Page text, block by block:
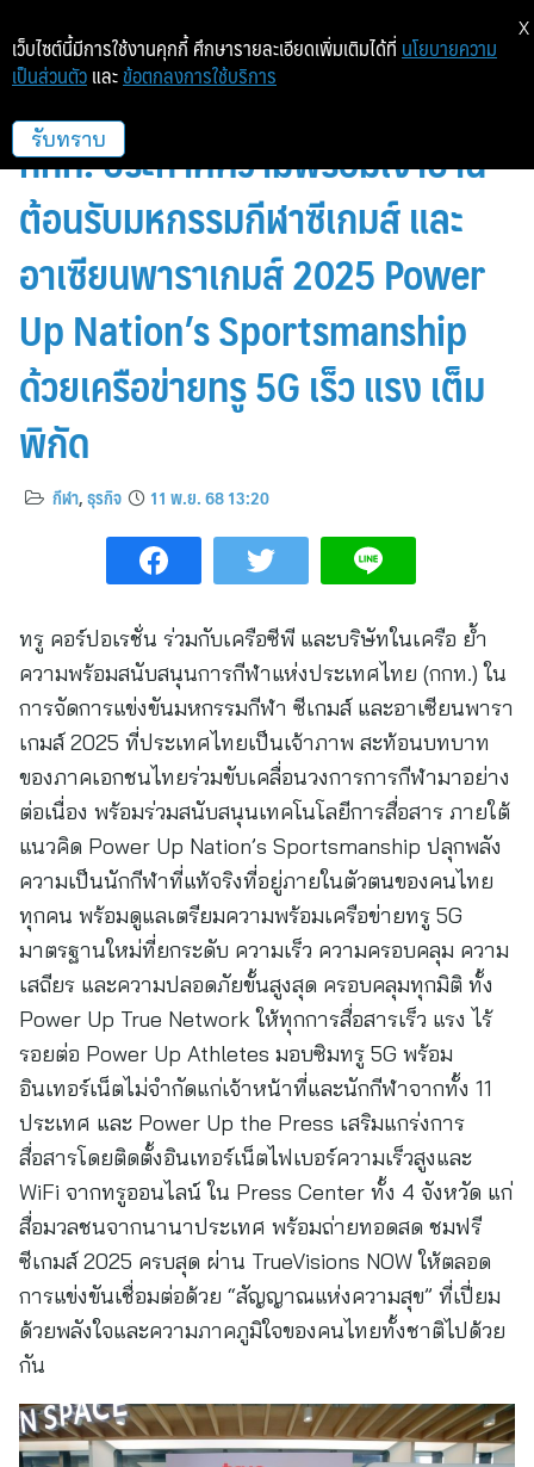
ทรู คอร์ปอเรชั่น ผนึกเครือซีพี และ
กกท. ประกาศความพร้อมเจ้าบ้าน
ต้อนรับมหกรรมกีฬาซีเกมส์ และ
อาเซียนพาราเกมส์ 2025 Power
Up Nation’s Sportsmanship
ด้วยเครือข่ายทรู 5G เร็ว แรง เต็ม
พิกัด
กีฬา,ธุรกิจ 11 พ.ย. 68 13:20
ทรู คอร์ปอเรชั่น ร่วมกับเครือซีพี และบริษัทในเครือ ย้ำ
ความพร้อมสนับสนุนการกีฬาแห่งประเทศไทย (กกท.) ใน
การจัดการแข่งขันมหกรรมกีฬา ซีเกมส์ และอาเซียนพารา
เกมส์ 2025 ที่ประเทศไทยเป็นเจ้าภาพ สะท้อนบทบาท
ของภาคเอกชนไทยร่วมขับเคลื่อนวงการการกีฬามาอย่าง
ต่อเนื่อง พร้อมร่วมสนับสนุนเทคโนโลยีการสื่อสาร ภายใต้
แนวคิด Power Up Nation’s Sportsmanship ปลุกพลัง
ความเป็นนักกีฬาที่แท้จริงที่อยู่ภายในตัวตนของคนไทย
ทุกคน พร้อมดูแลเตรียมความพร้อมเครือข่ายทรู 5G
มาตรฐานใหม่ที่ยกระดับ ความเร็ว ความครอบคลุม ความ
เสถียร และความปลอดภัยขั้นสูงสุด ครอบคลุมทุกมิติ ทั้ง
Power Up True Network ให้ทุกการสื่อสารเร็ว แรง ไร้
รอยต่อ Power Up Athletes มอบซิมทรู 5G พร้อม
อินเทอร์เน็ตไม่จำกัดแก่เจ้าหน้าที่และนักกีฬาจากทั้ง 11
ประเทศ และ Power Up the Press เสริมแกร่งการ
สื่อสารโดยติดตั้งอินเทอร์เน็ตไฟเบอร์ความเร็วสูงและ
WiFi จากทรูออนไลน์ ใน Press Center ทั้ง 4 จังหวัด แก่
สื่อมวลชนจากนานาประเทศ พร้อมถ่ายทอดสด ชมฟรี
ซีเกมส์ 2025 ครบสุด ผ่าน TrueVisions NOW ให้ตลอด
การแข่งขันเชื่อมต่อด้วย “สัญญาณแห่งความสุข” ที่เปี่ยม
ด้วยพลังใจและความภาคภูมิใจของคนไทยทั้งชาติไปด้วย
กัน
เว็บไซต์นี้มีการใช้งานคุกกี้ ศึกษารายละเอียดเพิ่มเติมได้ที่ นโยบายความ
เป็นส่วนตัว และ ข้อตกลงการใช้บริการ
รับทราบ
X